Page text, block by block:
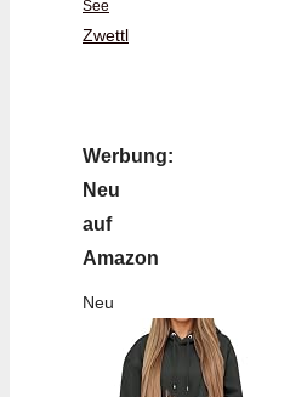
See
Zwettl
Werbung:
Neu
auf
Amazon
Neu